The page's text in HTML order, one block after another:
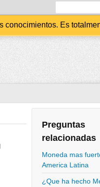
Es
Preguntas
relacionadas
Moneda mas
America Latina
¿Que ha hecho